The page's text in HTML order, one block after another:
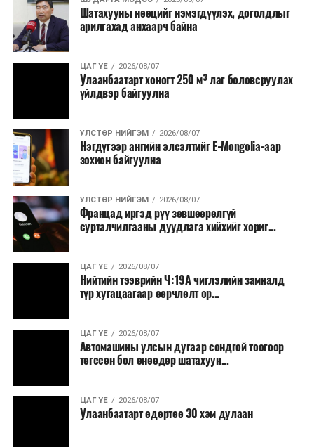
болон арилжааны банкуудтай хамтран стратегийн
бүтээгдэхүүний нөөц бүрдүүлэх, хадгалах, түгээх,
борлуулах бүх шатанд цахим төлбөрийн баримт
үйлдэж, бүртгэлийг ил тод болгох юм.
2026 оны намар бэлтгэж, 2027 оны хавар худалдаанд
Засаг дарга Б.Пүрэвдагваг онцгойлон анхаарч
ажиллахыг Ерөнхий сайд үүрэг болгожээ.
Нөөцийн махыг цахим системд бүртгэснээр мах
бэлтгэлийн явц, нөөцийн үлдэгдэл ил тод болно. Мөн
хөнгөлөлттэй зээлийг зориулалтын бусаар ашиглах
явдлыг таслан зогсоох, хүртээмжийг нэмэгдүүлэх,
өрсөлдөөнийг бий болгох боломжтой гэж үзжээ.
Иргэд агуулах, үйлдвэрээс махаа шууд худалдан авах,
малчид системээр дамжуулан бүтээгдэхүүнээ
Түүнчлэн түлш, улаанбуудай, хүнсний ногооны нөөц
бүрдүүлэх зоорь, агуулах барих аж ахуйн нэгжүүдэд
Шатахууны нөөцийг нэмэгдүүлэх, доголдлыг
арилгахад анхаарч байна
ЦАГ ҮЕ 2026/08/07
Улаанбаатарт хоногт 250 м³ лаг боловсруулах
үйлдвэр байгуулна
УЛСТӨР НИЙГЭМ 2026/08/07
Нэгдүгээр ангийн элсэлтийг E-Mongolia-аар
зохион байгуулна
УЛСТӨР НИЙГЭМ 2026/08/07
Францад иргэд рүү зөвшөөрөлгүй
сурталчилгааны дуудлага хийхийг хориг...
ЦАГ ҮЕ 2026/08/07
Нийтийн тээврийн Ч:19А чиглэлийн замналд
түр хугацаагаар өөрчлөлт ор...
ЦАГ ҮЕ 2026/08/07
Автомашины улсын дугаар сондгой тоогоор
төгссөн бол өнөөдөр шатахуун...
ЦАГ ҮЕ 2026/08/07
Улаанбаатарт өдөртөө 30 хэм дулаан